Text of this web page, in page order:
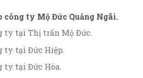
công ty Mộ Đức Quảng Ngãi.
ty tại Thị trấn Mộ Đức.
ty tại Đức Hiệp.
ty tại Đức Hòa.